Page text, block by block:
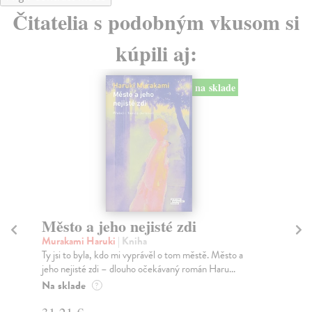
Čitatelia s podobným vkusom si
kúpili aj:
na sklade
Město a jeho nejisté zdi
Murakami Haruki | Kniha
Ty jsi to byla, kdo mi vyprávěl o tom městě. Město a
jeho nejisté zdi – dlouho očekávaný román Haru...
Na sklade ?